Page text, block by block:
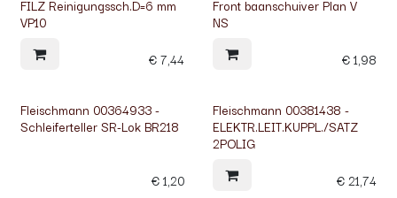
FILZ Reinigungssch.D=6 mm
VP10
€7,44
Front baanschuiver Plan V
NS
€1,98
Fleischmann 00364933 -
Schleiferteller SR-Lok BR218
€1,20
Fleischmann 00381438 -
ELEKTR.LEIT.KUPPL./SATZ
2POLIG
€21,74